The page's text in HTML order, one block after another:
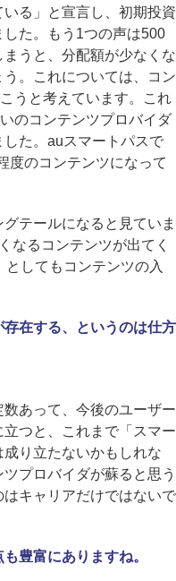
る」と宣言し、初期投資
た。もう1つの声は500
うと、分配額が少なくな
。これについては、コン
うと考えています。これ
のコンテンツプロバイダ
た。auスマートパスで
度のコンテンツになって
テールになると見ていま
なるコンテンツが出てく
してもコンテンツの入
在する、というのは仕方
あって、今後のユーザー
つと、これまで「スマー
成り立たないかもしれな
プロバイダが蘇ると思う
キャリアだけではないで
豊富にありますね。